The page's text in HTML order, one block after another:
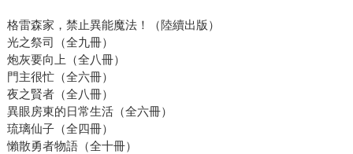
格雷森家，禁止異能魔法！（陸續出版）
光之祭司（全九冊）
炮灰要向上（全八冊）
門主很忙（全六冊）
夜之賢者（全八冊）
異眼房東的日常生活（全六冊）
琉璃仙子（全四冊）
懶散勇者物語（全十冊）